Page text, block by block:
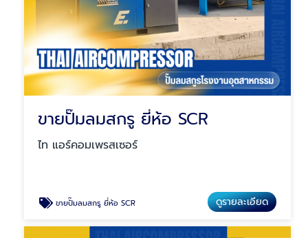
ขายปั๊มลมสกรู ยี่ห้อ SCR
ไท แอร์คอมเพรสเซอร์
ขายปั๊มลมสกรู ยี่ห้อ SCR ดูรายละเอียด